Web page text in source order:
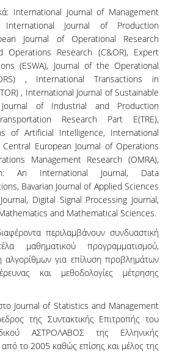
International Journal of Management
Journal of Production
Journal of Operational Research
Operations Research (C&OR), Expert
(ESWA), Journal of the Operational
, International Transactions in
, International Journal of Sustainable
Journal of Industrial and Production
Research Part E(TRE),
of Artificial Intelligence, International
Central European Journal of Operations
Management Research (OMRA),
An International Journal, Data
Bavarian Journal of Applied Sciences
Digital Signal Processing Journal,
and Mathematical Sciences.
περιλαμβάνουν συνδυαστική
μαθηματικού προγραμματισμού,
αλγορίθμων για επίλυση προβλημάτων
και μεθοδολογίες μέτρησης
Journal of Statistics and Management
της Συντακτικής Επιτροπής του
ΑΣΤΡΟΛΑΒΟΣ της Ελληνικής
το 2005 καθώς επίσης και μέλος της